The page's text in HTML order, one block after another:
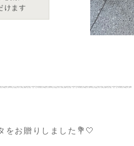
をお贈りしました💐🤍